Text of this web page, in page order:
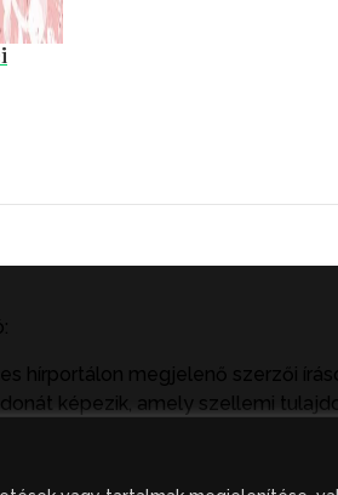
hírportálon megjelenő szerzői
képezik, amely szellemi
hivatkozással, illetve a forrás